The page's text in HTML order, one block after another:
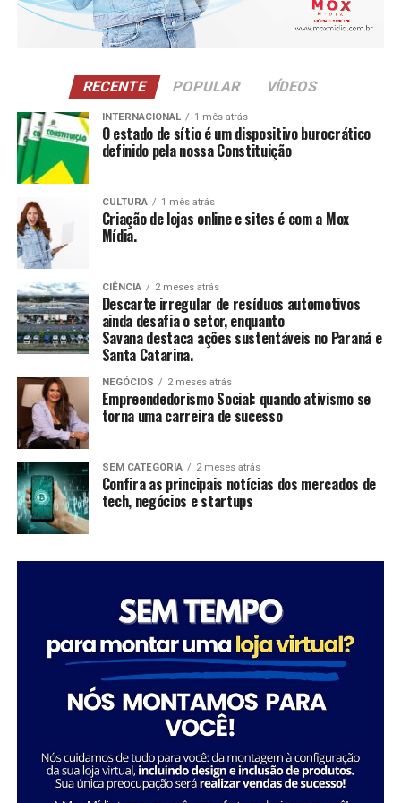
A Savana integra o Grupo Águia Branca e é especializada
na comercialização de caminhões e veículos comerciais
da Mercedes-Benz. Com forte presença nos setores de
transporte e logística, oferece um portfólio completo
de veículos, peças e serviços de oficina. Além disso,
disponibiliza soluções em pneus e recapagem,
garantindo performance e eficiência para os clientes do
segmento de transporte de cargas.
de violência doméstica, oferecendo proteção
integral e apoio à autoestima.
NCI: Atividades para pessoas com 60 anos ou
mais, estimulando a construção e reconstrução de
suas histórias e vivências.
CCAS
: Ambiente de convivência para crianças e
adolescentes, abrangendo desde jogos até cultura
SAICA: Trabalho de cuidado, orientação e proteção
integral a crianças e adolescentes em situação de
CEIS
: Garantia de um ambiente seguro e desafiador
para o desenvolvimento infantil.
Conclusão
O empreendedorismo social, impulsionado por líderes
como Tatiana Souza, demonstra que ativismo pode, sim,
ser uma carreira de sucesso. As mulheres no comando
dessas organizações não apenas promovem mudanças
significativas em suas comunidades, mas também
inspiram futuras gerações a seguir seus passos,
mostrando que é possível transformar a sociedade
feminina no setor social: “Acredito que quando as
mulheres assumem a liderança, trazem consigo uma
perspectiva única e essencial que promove a inclusão e o
desenvolvimento sustentável. Meu objetivo é continuar
inspirando e capacitando outras mulheres a seguirem
esse caminho, transformando ainda mais vidas e
Essa trajetória exemplifica como o ativismo e o
empreendedorismo social podem convergir para criar
RECENTE POPULAR VÍDEOS
INTERNACIONAL 1 mês atrás
O estado de sítio é um dispositivo burocrático
definido pela nossa Constituição
CULTURA 1 mês atrás
Criação de lojas online e sites é com a Mox
Mídia.
CIÊNCIA 2 meses atrás
Descarte irregular de resíduos automotivos
ainda desafia o setor, enquanto
Savana destaca ações sustentáveis no Paraná e
Santa Catarina.
NEGÓCIOS 2 meses atrás
Empreendedorismo Social: quando ativismo se
torna uma carreira de sucesso
SEM CATEGORIA 2 meses atrás
Confira as principais notícias dos mercados de
tech, negócios e startups